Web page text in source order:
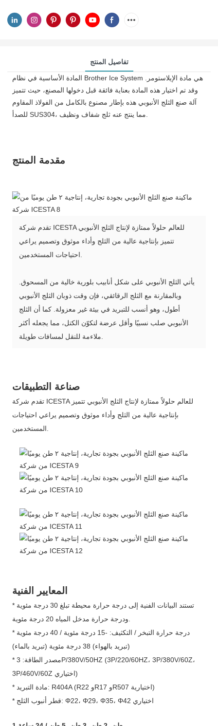
تفاصيل المنتج
المادة الأساسية في نظام Brother Ice System هي مادة الإيلاستومر.
وقد تم اختيار هذه المادة بعناية فائقة قبل دخولها المصنع، حيث تتميز
آلة صنع الثلج الأنبوبي هذه بإطار مصنوع بالكامل من الفولاذ المقاوم
مقدمة المنتج
تقدم شركة ICESTA للعالم حلولاً ممتازة لإنتاج الثلج الأنبوبي
تتميز بإنتاجية عالية من الثلج وأداء موثوق وتصميم يراعي
يأتي الثلج الأنبوبي على شكل أنابيب بلورية خالية من المسحوق.
وبالمقارنة مع الثلج الرقائقي، فإن وقت ذوبان الثلج الأنبوبي
أطول، وهو أنسب للتبريد في بيئة غير معزولة. كما أن الثلج
الأنبوبي صلب نسبيًا وأقل عرضة لتكوّن الكتل، مما يجعله أكثر
صناعة التطبيقات
تقدم شركة ICESTA للعالم حلولاً ممتازة لإنتاج الثلج الأنبوبي تتميز
بإنتاجية عالية من الثلج وأداء موثوق وتصميم يراعي احتياجات
المعايير الفنية
* تستند البيانات الفنية إلى درجة حرارة محيطة تبلغ 30 درجة مئوية
* درجة حرارة التبخر / التكثيف: -15 درجة مئوية / 40 درجة مئوية
(تبريد بالهواء) 38 درجة مئوية (تبريد بالماء)
* مصدر الطاقة: 3P/380V/50HZ (3P/220/60HZ، 3P/380V/60Z،
3P/460V/60Z اختياري)
* مادة التبريد: R404A (R22 وR17 وR507 اختيارية)
* قطر أنبوب الثلج: Φ22، Φ29، Φ35، Φ42 اختياري